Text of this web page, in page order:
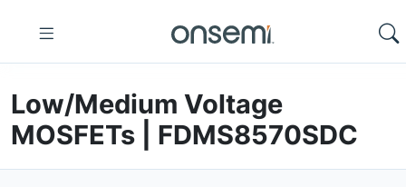
Low/Medium Voltage
MOSFETs | FDMS8570SDC